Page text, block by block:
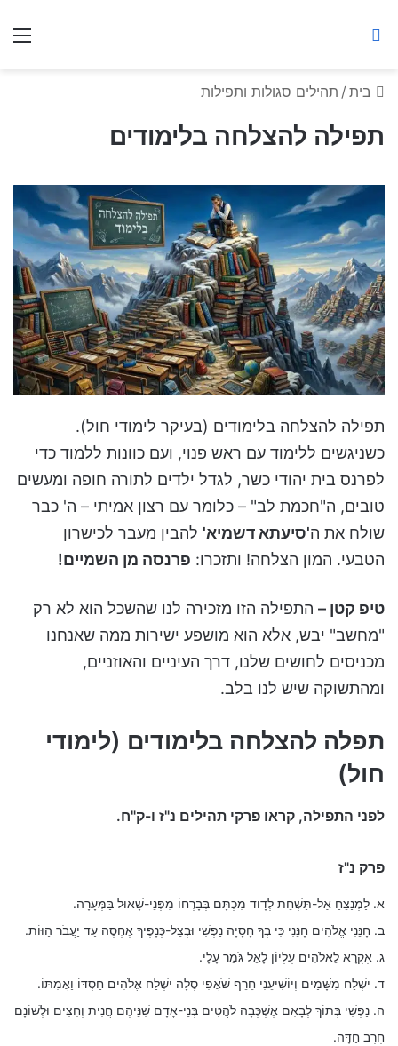
בית / תהילים סגולות ותפילות
תפילה להצלחה בלימודים
תפילה להצלחה בלימודים (בעיקר לימודי חול).
כשניגשים ללימוד עם ראש פנוי, ועם כוונות ללמוד כדי
לפרנס בית יהודי כשר, לגדל ילדים לתורה חופה ומעשים
טובים, ה"חכמת לב" – כלומר עם רצון אמיתי – ה' כבר
שולח את ה'סיעתא דשמיא' להבין מעבר לכישרון
הטבעי. המון הצלחה! ותזכרו: פרנסה מן השמיים!
טיפ קטן – התפילה הזו מזכירה לנו שהשכל הוא לא רק
"מחשב" יבש, אלא הוא מושפע ישירות ממה שאנחנו
מכניסים לחושים שלנו, דרך העיניים והאוזניים,
ומהתשוקה שיש לנו בלב.
תפלה להצלחה בלימודים (לימודי
חול)
לפני התפילה, קראו פרקי תהילים נ"ז ו-ק"ח.
פרק נ"ז
א. לַמְנַצֵּחַ אַל-תַּשְׁחֵת לְדָוד מִכְתָּם בְּבָרְחוֹ מִפְּנֵי-שָׁאוּל בַּמְּעָרָה.
ב. חָנֵּנִי אֱלֹהִים חָנֵּנִי כִּי בְךָ חָסָיָה נַפְשִׁי וּבְצֵל-כְּנָפֶיךָ אֶחְסֶה עַד יַעֲבֹר הַוּוֹת.
ג. אֶקְרָא לֵאלֹהִים עֶלְיוֹן לָאֵל גֹּמֵר עָלָי.
ד. יִשְׁלַח מִשָּׁמַיִם וְיוֹשִׁיעֵנִי חֵרֵף שֹׁאֲפִי סֶלָה יִשְׁלַח אֱלֹהִים חַסְדּוֹ וַאֲמִתּוֹ.
ה. נַפְשִׁי בְּתוֹךְ לְבָאִם אֶשְׁכְּבָה לֹהֲטִים בְּנֵי-אָדָם שִׁנֵּיהֶם חֲנִית וְחִצִּים וּלְשׁוֹנָם
חֶרֶב חַדָּה.